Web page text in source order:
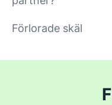
Förlorade skäl